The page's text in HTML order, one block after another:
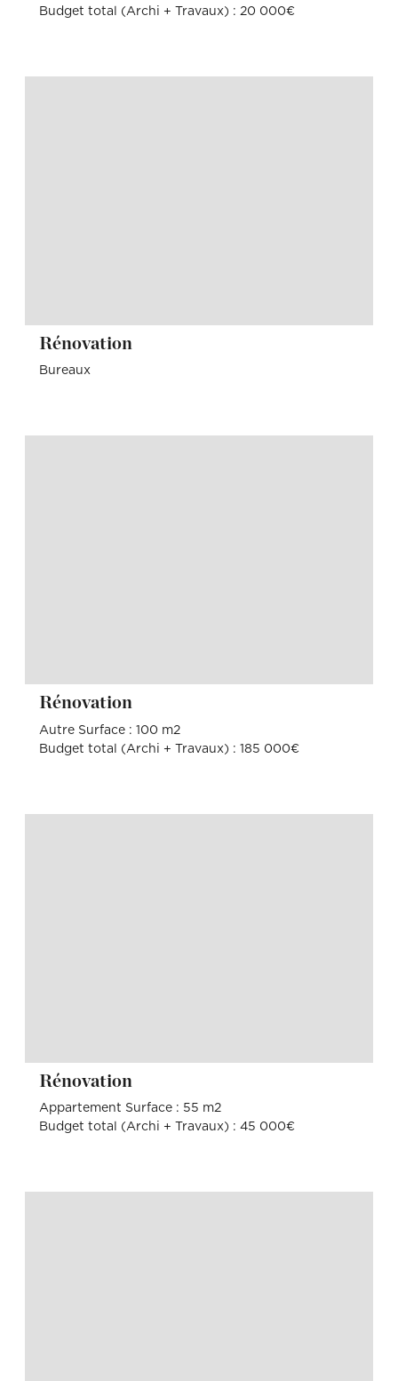
Budget total (Archi + Travaux) : 20 000€
Rénovation
Bureaux
Rénovation
Autre Surface : 100 m2
Budget total (Archi + Travaux) : 185 000€
Rénovation
Appartement Surface : 55 m2
Budget total (Archi + Travaux) : 45 000€